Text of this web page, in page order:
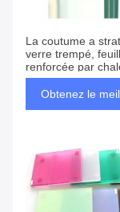
La coutume a
verre trempé,
renforcée par
verres de sûreté
Obtenez le